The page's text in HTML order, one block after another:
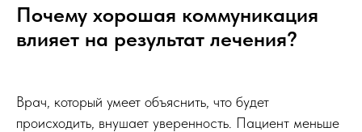
Почему хорошая коммуникация
влияет на результат лечения?
Врач, который умеет объяснить, что будет
происходить, внушает уверенность. Пациент меньше